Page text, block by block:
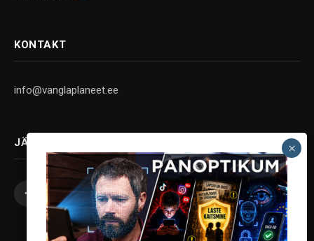
KONTAKT
info@vanglaplaneet.ee
JÄLGI SOTSIAALMEEDIAS
Facebook
X
(Twitter)
InstagramYouTubeTelegram